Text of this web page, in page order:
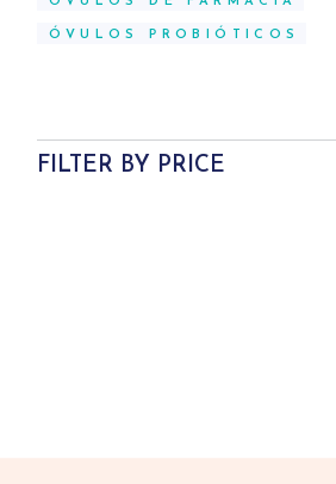
ÓVULOS PROBIÓTICOS
FILTER BY PRICE